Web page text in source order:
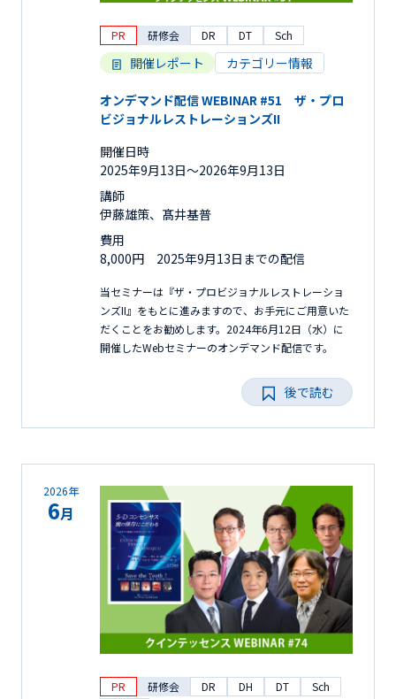
PR 研修会 DR DT Sch
開催レポート カテゴリー情報
オンデマンド配信 WEBINAR #51 ザ・プロ
ビジョナルレストレーションズII
開催日時
2025年9月13日〜2026年9月13日
講師
伊藤雄策、髙井基普
費用
8,000円 2025年9月13日までの配信
当セミナーは『ザ・プロビジョナルレストレーショ
ンズII』をもとに進みますので、お手元にご用意いた
だくことをお勧めします。2024年6月12日（水）に
開催したWebセミナーのオンデマンド配信です。
後で読む
2026年
6月
PR 研修会 DR DH DT
Sch